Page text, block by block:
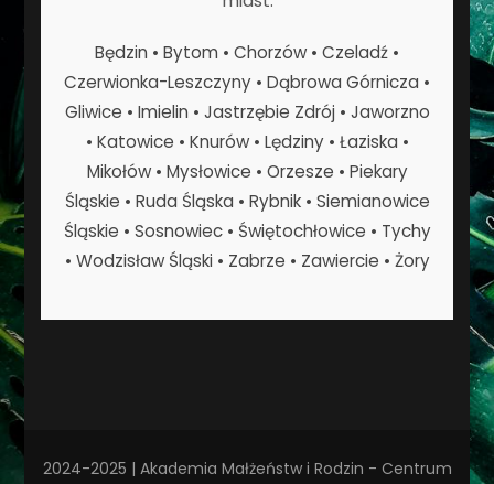
Będzin • Bytom • Chorzów • Czeladź •
Czerwionka-Leszczyny • Dąbrowa Górnicza •
Gliwice • Imielin • Jastrzębie Zdrój • Jaworzno
• Katowice • Knurów • Lędziny • Łaziska •
Mikołów • Mysłowice • Orzesze • Piekary
Śląskie • Ruda Śląska • Rybnik • Siemianowice
Śląskie • Sosnowiec • Świętochłowice • Tychy
• Wodzisław Śląski • Zabrze • Zawiercie • Żory
2024-2025 | Akademia Małżeństw i Rodzin - Centrum